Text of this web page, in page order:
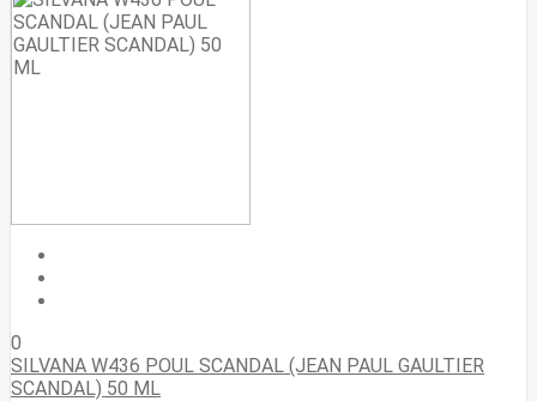
0
SILVANA W436 POUL SCANDAL (JEAN PAUL GAULTIER
SCANDAL) 50 ML